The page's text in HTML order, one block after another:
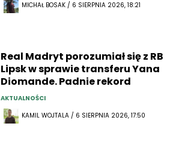
MICHAŁ BOSAK / 6 SIERPNIA 2026, 18:21
Real Madryt porozumiał się z RB
Lipsk w sprawie transferu Yana
Diomande. Padnie rekord
AKTUALNOŚCI
KAMIL WOJTALA / 6 SIERPNIA 2026, 17:50